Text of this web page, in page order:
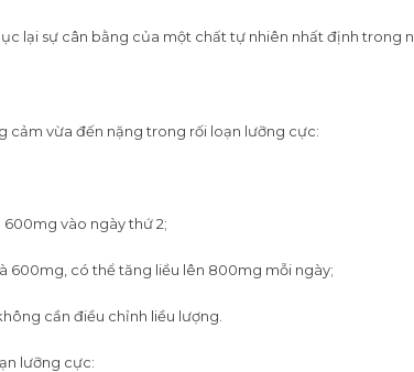
lại sự cân bằng của một chất tự nhiên nhất định trong
cảm vừa đến nặng trong rối loạn lưỡng cực:
vào ngày thứ 2;
600mg, có thể tăng liều lên 800mg mỗi ngày;
cần điều chỉnh liều lượng.
lưỡng cực: